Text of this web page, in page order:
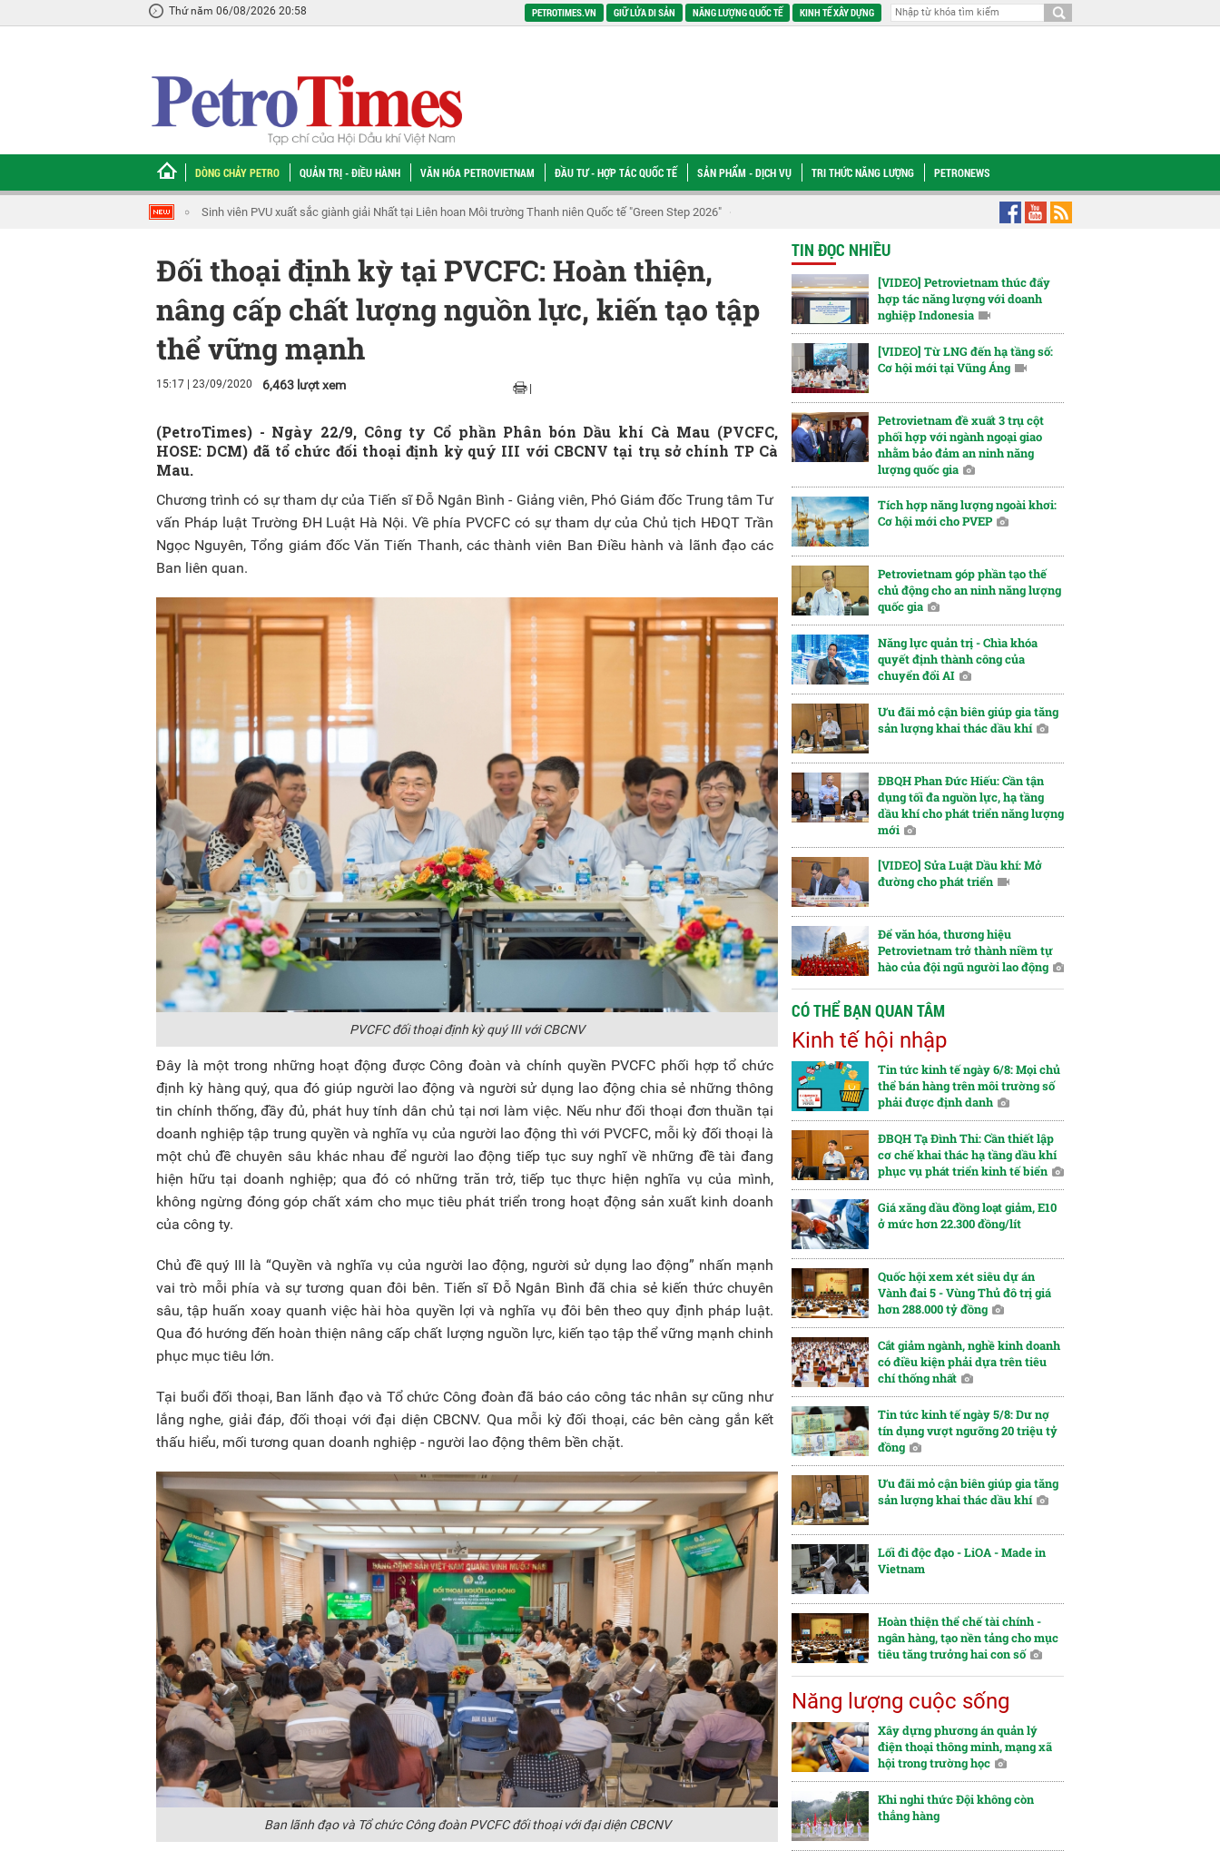
Thứ năm 06/08/2026 20:58 PETROTIMES.VN GIỮ LỬA DI SẢN NĂNG LƯỢNG QUỐC TẾ KINH TẾ XÂY DỰNG
DÒNG CHẢY PETRO QUẢN TRỊ - ĐIỀU HÀNH VĂN HÓA PETROVIETNAM ĐẦU TƯ - HỢP TÁC QUỐC TẾ SẢN PHẨM - DỊCH VỤ TRI THỨC NĂNG LƯỢNG PETRONEWS
Tổng Giám đốc Petrovietnam Lê Mạnh Cường: Đẩy nhanh Ô Môn III, IV để phát huy hiệu quả chuỗi khí - điện Lô B PV GAS tập trung nguồn lực, sẵn sàng cho các đợt bảo dưỡng sửa chữa dừng khí
Đối thoại định kỳ tại PVCFC: Hoàn thiện,
nâng cấp chất lượng nguồn lực, kiến tạo tập
thể vững mạnh
15:17 | 23/09/2020 6,463 lượt xem |
(PetroTimes) - Ngày 22/9, Công ty Cổ phần Phân bón Dầu khí Cà Mau (PVCFC,
HOSE: DCM) đã tổ chức đối thoại định kỳ quý III với CBCNV tại trụ sở chính TP Cà
Mau.
Chương trình có sự tham dự của Tiến sĩ Đỗ Ngân Bình - Giảng viên, Phó Giám đốc Trung tâm Tư
vấn Pháp luật Trường ĐH Luật Hà Nội. Về phía PVCFC có sự tham dự của Chủ tịch HĐQT Trần
Ngọc Nguyên, Tổng giám đốc Văn Tiến Thanh, các thành viên Ban Điều hành và lãnh đạo các
Ban liên quan.
PVCFC đối thoại định kỳ quý III với CBCNV
Đây là một trong những hoạt động được Công đoàn và chính quyền PVCFC phối hợp tổ chức
định kỳ hàng quý, qua đó giúp người lao động và người sử dụng lao động chia sẻ những thông
tin chính thống, đầy đủ, phát huy tính dân chủ tại nơi làm việc. Nếu như đối thoại đơn thuần tại
doanh nghiệp tập trung quyền và nghĩa vụ của người lao động thì với PVCFC, mỗi kỳ đối thoại là
một chủ đề chuyên sâu khác nhau để người lao động tiếp tục suy nghĩ về những đề tài đang
hiện hữu tại doanh nghiệp; qua đó có những trăn trở, tiếp tục thực hiện nghĩa vụ của mình,
không ngừng đóng góp chất xám cho mục tiêu phát triển trong hoạt động sản xuất kinh doanh
của công ty.
Chủ đề quý III là “Quyền và nghĩa vụ của người lao động, người sử dụng lao động” nhấn mạnh
vai trò mỗi phía và sự tương quan đôi bên. Tiến sĩ Đỗ Ngân Bình đã chia sẻ kiến thức chuyên
sâu, tập huấn xoay quanh việc hài hòa quyền lợi và nghĩa vụ đôi bên theo quy định pháp luật.
Qua đó hướng đến hoàn thiện nâng cấp chất lượng nguồn lực, kiến tạo tập thể vững mạnh chinh
phục mục tiêu lớn.
Tại buổi đối thoại, Ban lãnh đạo và Tổ chức Công đoàn đã báo cáo công tác nhân sự cũng như
lắng nghe, giải đáp, đối thoại với đại diện CBCNV. Qua mỗi kỳ đối thoại, các bên càng gắn kết
thấu hiểu, mối tương quan doanh nghiệp - người lao động thêm bền chặt.
Ban lãnh đạo và Tổ chức Công đoàn PVCFC đối thoại với đại diện CBCNV
TIN ĐỌC NHIỀU
[VIDEO] Petrovietnam thúc đẩy
hợp tác năng lượng với doanh
nghiệp Indonesia
[VIDEO] Từ LNG đến hạ tầng số:
Cơ hội mới tại Vũng Áng
Petrovietnam đề xuất 3 trụ cột
phối hợp với ngành ngoại giao
nhằm bảo đảm an ninh năng
lượng quốc gia
Tích hợp năng lượng ngoài khơi:
Cơ hội mới cho PVEP
Petrovietnam góp phần tạo thế
chủ động cho an ninh năng lượng
quốc gia
Năng lực quản trị - Chìa khóa
quyết định thành công của
chuyển đổi AI
Ưu đãi mỏ cận biên giúp gia tăng
sản lượng khai thác dầu khí
ĐBQH Phan Đức Hiếu: Cần tận
dụng tối đa nguồn lực, hạ tầng
dầu khí cho phát triển năng lượng
mới
[VIDEO] Sửa Luật Dầu khí: Mở
đường cho phát triển
Để văn hóa, thương hiệu
Petrovietnam trở thành niềm tự
hào của đội ngũ người lao động
CÓ THỂ BẠN QUAN TÂM
Kinh tế hội nhập
Tin tức kinh tế ngày 6/8: Mọi chủ
thể bán hàng trên môi trường số
phải được định danh
ĐBQH Tạ Đình Thi: Cần thiết lập
cơ chế khai thác hạ tầng dầu khí
phục vụ phát triển kinh tế biển
Giá xăng dầu đồng loạt giảm, E10
ở mức hơn 22.300 đồng/lít
Quốc hội xem xét siêu dự án
Vành đai 5 - Vùng Thủ đô trị giá
hơn 288.000 tỷ đồng
Cắt giảm ngành, nghề kinh doanh
có điều kiện phải dựa trên tiêu
chí thống nhất
Tin tức kinh tế ngày 5/8: Dư nợ
tín dụng vượt ngưỡng 20 triệu tỷ
đồng
Ưu đãi mỏ cận biên giúp gia tăng
sản lượng khai thác dầu khí
Lối đi độc đạo - LiOA - Made in
Vietnam
Hoàn thiện thể chế tài chính -
ngân hàng, tạo nền tảng cho mục
tiêu tăng trưởng hai con số
Năng lượng cuộc sống
Xây dựng phương án quản lý
điện thoại thông minh, mạng xã
hội trong trường học
Khi nghi thức Đội không còn
thẳng hàng